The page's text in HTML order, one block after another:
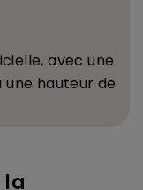
avec une
une hauteur de
la